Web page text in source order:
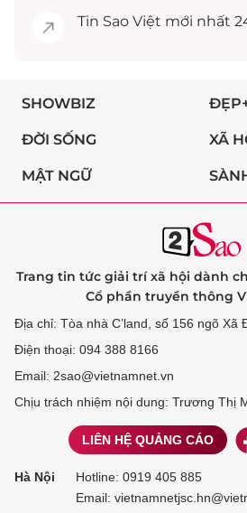
Tin Sao Việt mới nhất
SHOWBIZ
ĐỜI SỐNG XÃ
MẬT NGỮ
Trang tin tức giải trí xã hội dành
Cổ phần truyền thông
Địa chỉ: Tòa nhà C’land, số 156 ngõ
Điện thoại: 094 388 8166
Email: 2sao@vietnamnet.vn
Chịu trách nhiệm nội dung: Trương Thị
LIÊN HỆ QUẢNG CÁO
Hà Nội Hotline: 0919 405 885
Email: